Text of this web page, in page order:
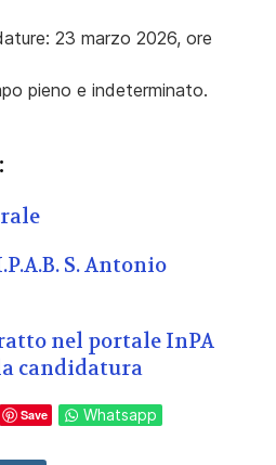
23 marzo 2026, ore
pieno e indeterminato.
S. Antonio
nel portale InPA
candidatura
Save Whatsapp